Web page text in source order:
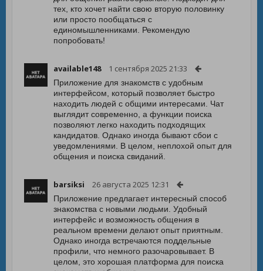
тех, кто хочет найти свою вторую половинку
или просто пообщаться с
единомышленниками. Рекомендую
попробовать!
available148 1 сентября 2025 21:33
Приложение для знакомств с удобным
интерфейсом, который позволяет быстро
находить людей с общими интересами. Чат
выглядит современно, а функции поиска
позволяют легко находить подходящих
кандидатов. Однако иногда бывают сбои с
уведомлениями. В целом, неплохой опыт для
общения и поиска свиданий.
barsiksi 26 августа 2025 12:31
Приложение предлагает интересный способ
знакомства с новыми людьми. Удобный
интерфейс и возможность общения в
реальном времени делают опыт приятным.
Однако иногда встречаются поддельные
профили, что немного разочаровывает. В
целом, это хорошая платформа для поиска